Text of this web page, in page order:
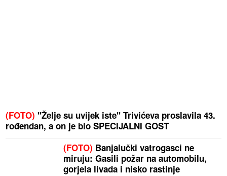
(FOTO) "Želje su uvijek iste" Trivićeva proslavila 43.
rođendan, a on je bio SPECIJALNI GOST
(FOTO) Banjalučki vatrogasci ne
miruju: Gasili požar na automobilu,
gorjela livada i nisko rastinje